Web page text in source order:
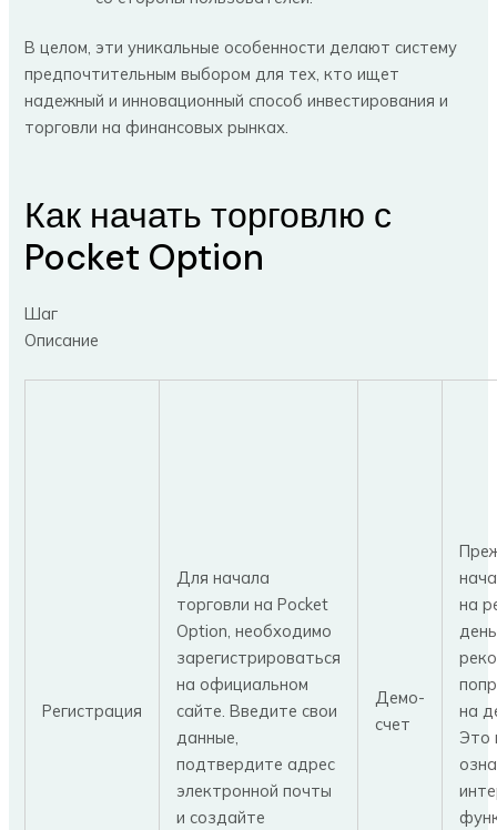
В целом, эти уникальные особенности делают систему
предпочтительным выбором для тех, кто ищет
надежный и инновационный способ инвестирования и
торговли на финансовых рынках.
Как начать торговлю с
Pocket Option
Шаг
Описание
Регистрация
Для начала
торговли на Pocket
Option, необходимо
зарегистрироваться
на официальном
сайте. Введите свои
данные,
подтвердите адрес
электронной почты
и создайте
Демо-
счет
на
на
Это